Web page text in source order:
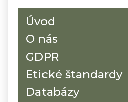
Úvod
O nás
GDPR
Etické štandardy
Databázy